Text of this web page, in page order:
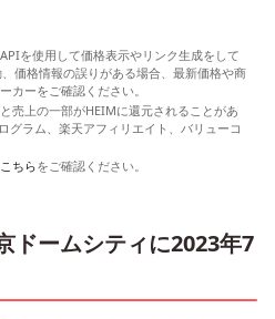
を使用して価格表示やリンク生成をして
価格情報の誤りがある場合、最新価格や商
カーをご確認ください。
売上の一部がHEIMに還元されることがあ
グラム、楽天アフィリエイト、バリューコ
こちらをご確認ください。
ドームシティに2023年7